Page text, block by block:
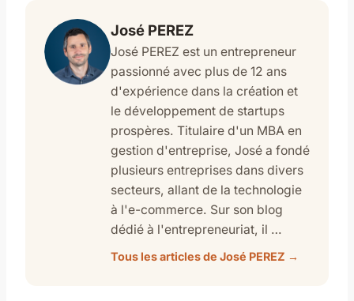
José PEREZ
José PEREZ est un entrepreneur
passionné avec plus de 12 ans
d'expérience dans la création et
le développement de startups
prospères. Titulaire d'un MBA en
gestion d'entreprise, José a fondé
plusieurs entreprises dans divers
secteurs, allant de la technologie
à l'e-commerce. Sur son blog
dédié à l'entrepreneuriat, il …
Tous les articles de José PEREZ →